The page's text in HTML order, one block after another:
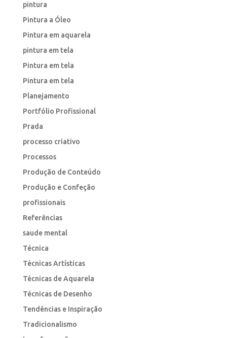
pintura
Pintura a Óleo
Pintura em aquarela
pintura em tela
Pintura em tela
Pintura em tela
Planejamento
Portfólio Profissional
Prada
processo criativo
Processos
Produção de Conteúdo
Produção e Confeção
profissionais
Referências
saude mental
Técnica
Técnicas Artísticas
Técnicas de Aquarela
Técnicas de Desenho
Tendências e Inspiração
Tradicionalismo